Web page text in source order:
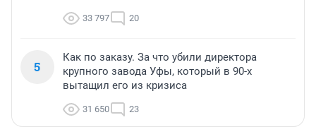
33 797 20
5
Как по заказу. За что убили директора
крупного завода Уфы, который в 90-х
вытащил его из кризиса
31 650 23